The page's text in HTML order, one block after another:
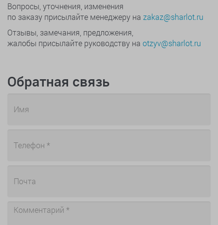
Вопросы, уточнения, изменения
по заказу присылайте менеджеру на zakaz@sharlot.ru
Отзывы, замечания, предложения,
жалобы присылайте руководству на otzyv@sharlot.ru
Обратная связь